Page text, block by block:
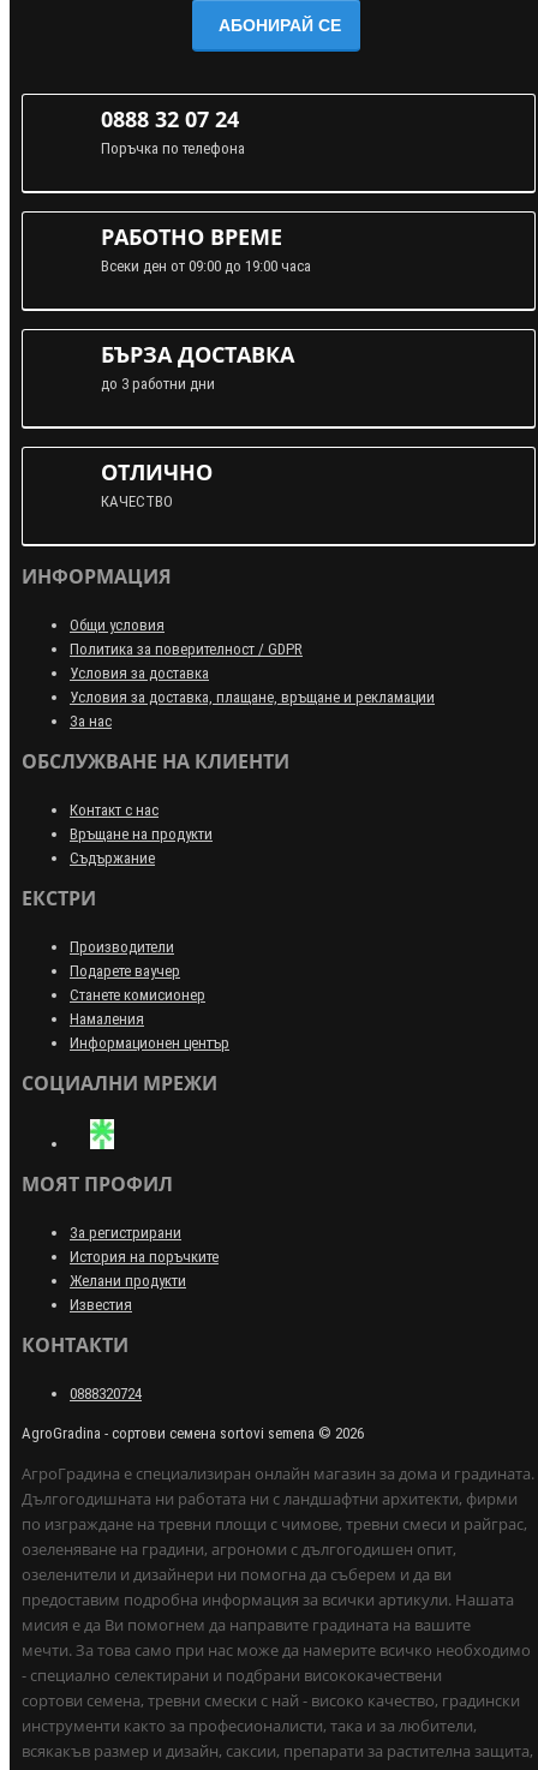
АБОНИРАЙ СЕ
0888 32 07 24
Поръчка по телефона
РАБОТНО ВРЕМЕ
Всеки ден от 09:00 до 19:00 часа
БЪРЗА ДОСТАВКА
до 3 работни дни
ОТЛИЧНО
КАЧЕСТВО
ИНФОРМАЦИЯ
Общи условия
Политика за поверителност / GDPR
Условия за доставка
Условия за доставка, плащане, връщане и рекламации
За нас
ОБСЛУЖВАНЕ НА КЛИЕНТИ
Контакт с нас
Връщане на продукти
Съдържание
ЕКСТРИ
Производители
Подарете ваучер
Станете комисионер
Намаления
Информационен център
СОЦИАЛНИ МРЕЖИ
МОЯТ ПРОФИЛ
За регистрирани
История на поръчките
Желани продукти
Известия
КОНТАКТИ
0888320724
AgroGradina - сортови семена sortovi semena © 2026
АгроГрадина е специализиран онлайн магазин за дома и градината.
Дългогодишната ни работата ни с ландшафтни архитекти, фирми
по изграждане на тревни площи с чимове, тревни смеси и райграс,
озеленяване на градини, агрономи с дългогодишен опит,
озеленители и дизайнери ни помогна да съберем и да ви
предоставим подробна информация за всички артикули. Нашата
мисия е да Ви помогнем да направите градината на вашите
мечти. За това само при нас може да намерите всичко необходимо
- специално селектирани и подбрани висококачествени
сортови семена, тревни смески с най - високо качество, градински
инструменти както за професионалисти, така и за любители,
всякакъв размер и дизайн, саксии, препарати за растителна защита,